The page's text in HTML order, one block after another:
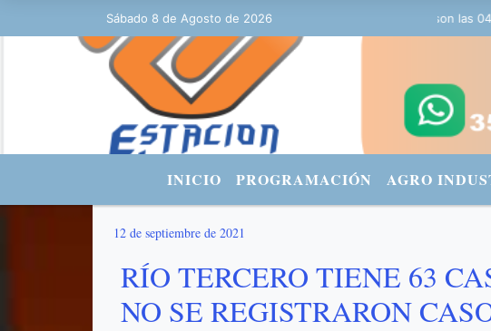
Sábado 8 de Agosto de 2026
Hoy es Sábado 8 de Agosto de 2026 y son las 04:03 -
INICIO PROGRAMACIÓN AGRO
12 de septiembre de 2021
RÍO TERCERO TIENE 63
NO SE REGISTRARON